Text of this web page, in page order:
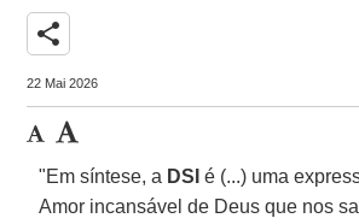
share
22 Mai 2026
"Em síntese, a DSI é (...) uma
Amor incansável de Deus que nos